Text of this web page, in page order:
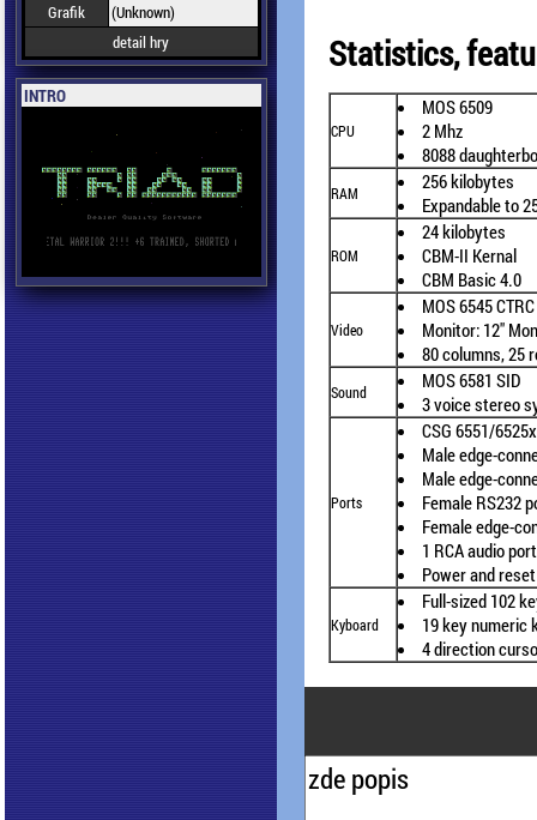
Grafik
(Unknown)
detail hry
INTRO
Statistics,
CPU
MOS 6509
2 Mhz
8088
RAM
256 kilobytes
Expandable to
ROM
24 kilobytes
CBM-II Kernal
CBM Basic 4.0
Video
MOS 6545 CTRC
Monitor: 12"
80 columns, 25
Sound
MOS 6581 SID
3 voice stereo
Ports
CSG 6551/
Male edge-
Male edge-
Female RS232
Female edge-
1 RCA audio port
Power and
Kyboard
Full-sized 102
19 key numeric
4 direction